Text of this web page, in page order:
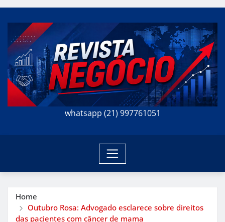
whatsapp (21) 997761051
Home
Outubro Rosa: Advogado esclarece sobre direitos
das pacientes com câncer de mama